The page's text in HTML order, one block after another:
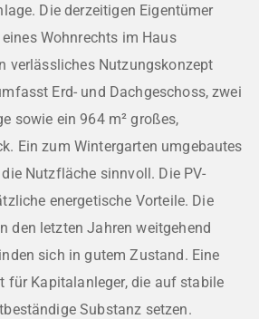
Die derzeitigen Eigentümer
Wohnrechts im Haus
verlässliches Nutzungskonzept
Erd- und Dachgeschoss, zwei
sowie ein 964 m² großes,
Ein zum Wintergarten umgebautes
Nutzfläche sinnvoll. Die PV-
energetische Vorteile. Die
den letzten Jahren weitgehend
sich in gutem Zustand. Eine
für Kapitalanleger, die auf stabile
Substanz setzen.